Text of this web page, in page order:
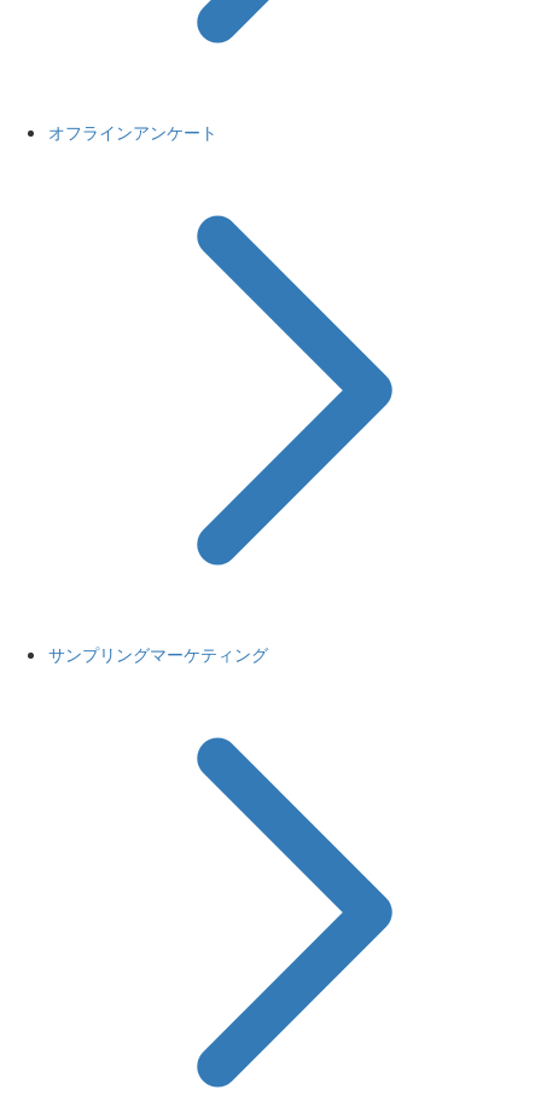
オフラインアンケート
サンプリングマーケティング